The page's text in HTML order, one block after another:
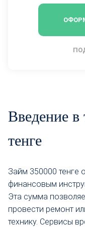
Введение в
тенге
Займ 350000 тенге
финансовым
Эта сумма
провести ремонт
технику. Сервисы